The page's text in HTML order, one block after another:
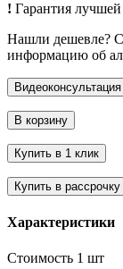
! Гарантия
Нашли дешевле?
информацию об
Характеристики
Стоимость 1 шт